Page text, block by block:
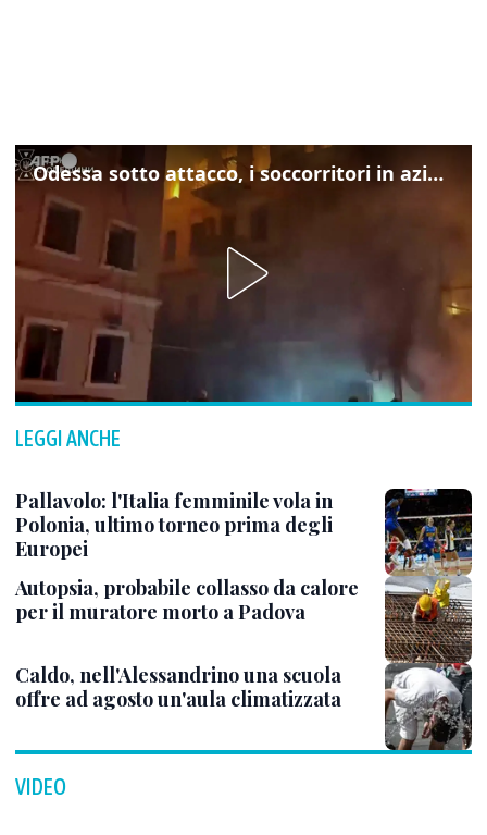
Odessa sotto attacco, i soccorritori in azione
LEGGI ANCHE
Pallavolo: l'Italia femminile vola in
Polonia, ultimo torneo prima degli
Europei
Autopsia, probabile collasso da calore
per il muratore morto a Padova
Caldo, nell'Alessandrino una scuola
offre ad agosto un'aula climatizzata
VIDEO